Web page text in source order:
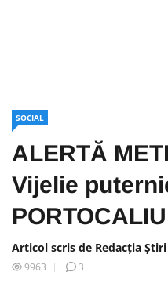
SOCIAL
ALERTĂ
Vijelie
PORTOCALIU
Articol scris de Redacția
9963
3